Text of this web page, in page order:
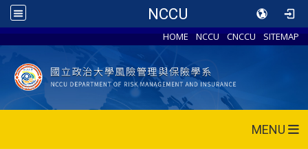
NCCU
HOME NCCU CNCCU SITEMAP
MENU